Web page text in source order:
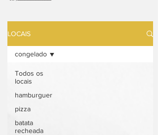
LOCAIS
Todos os
locais
hamburguer
pizza
batata
recheada
congelado